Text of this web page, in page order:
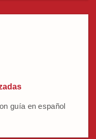
guía en español